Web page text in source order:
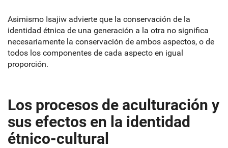
Asimismo Isajiw advierte que la conservación de la
identidad étnica de una generación a la otra no significa
necesariamente la conservación de ambos aspectos, o de
todos los componentes de cada aspecto en igual
proporción.
Los procesos de aculturación y
sus efectos en la identidad
étnico-cultural